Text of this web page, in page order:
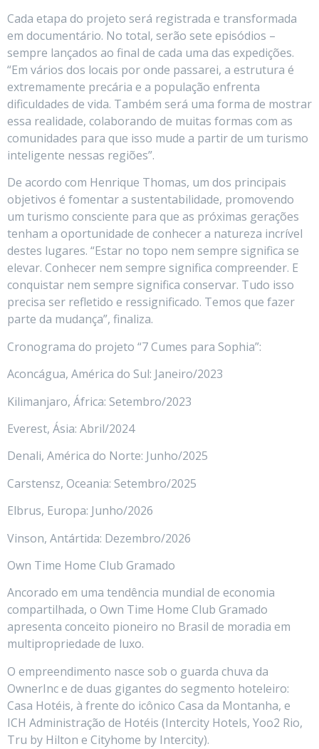
Cada etapa do projeto será registrada e transformada
em documentário. No total, serão sete episódios –
sempre lançados ao final de cada uma das expedições.
“Em vários dos locais por onde passarei, a estrutura é
extremamente precária e a população enfrenta
dificuldades de vida. Também será uma forma de mostrar
essa realidade, colaborando de muitas formas com as
comunidades para que isso mude a partir de um turismo
inteligente nessas regiões”.
De acordo com Henrique Thomas, um dos principais
objetivos é fomentar a sustentabilidade, promovendo
um turismo consciente para que as próximas gerações
tenham a oportunidade de conhecer a natureza incrível
destes lugares. “Estar no topo nem sempre significa se
elevar. Conhecer nem sempre significa compreender. E
conquistar nem sempre significa conservar. Tudo isso
precisa ser refletido e ressignificado. Temos que fazer
parte da mudança”, finaliza.
Cronograma do projeto “7 Cumes para Sophia”:
Aconcágua, América do Sul: Janeiro/2023
Kilimanjaro, África: Setembro/2023
Everest, Ásia: Abril/2024
Denali, América do Norte: Junho/2025
Carstensz, Oceania: Setembro/2025
Elbrus, Europa: Junho/2026
Vinson, Antártida: Dezembro/2026
Own Time Home Club Gramado
Ancorado em uma tendência mundial de economia
compartilhada, o Own Time Home Club Gramado
apresenta conceito pioneiro no Brasil de moradia em
multipropriedade de luxo.
O empreendimento nasce sob o guarda chuva da
OwnerInc e de duas gigantes do segmento hoteleiro:
Casa Hotéis, à frente do icônico Casa da Montanha, e
ICH Administração de Hotéis (Intercity Hotels, Yoo2 Rio,
Tru by Hilton e Cityhome by Intercity).